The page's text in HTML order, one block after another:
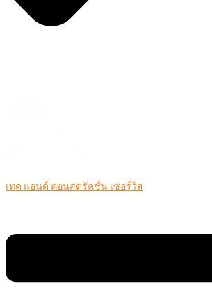
เทค แอนด์ คอนสตรัคชั่น เซอร์วิส